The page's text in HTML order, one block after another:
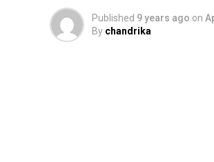
Published 9 years ago on
By chandrika